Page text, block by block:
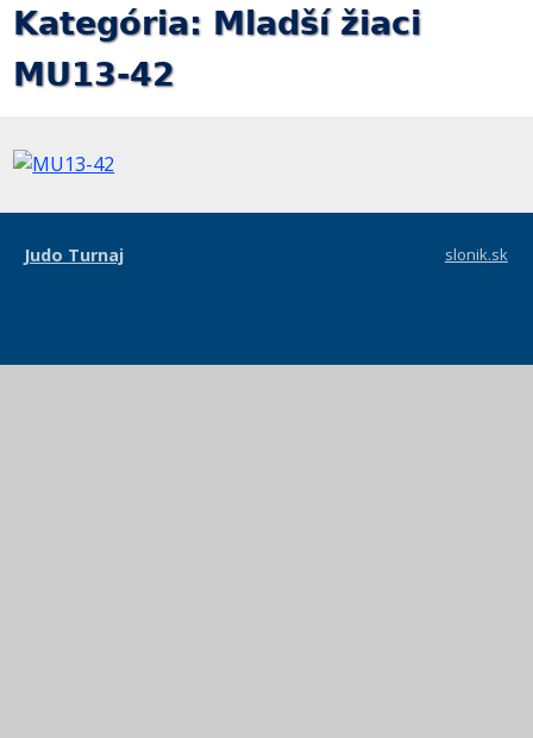
Kategória: Mladší žiaci
MU13-42
Judo Turnaj slonik.sk